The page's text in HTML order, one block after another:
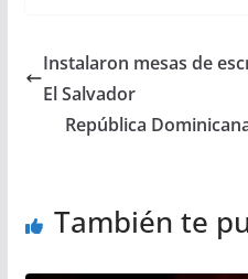
Instalaron mesas de
El Salvador
República
También te